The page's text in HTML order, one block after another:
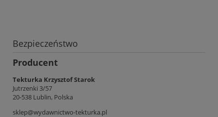
Bezpieczeństwo
Producent
Tekturka Krzysztof Starok
Jutrzenki 3/57
20-538 Lublin, Polska
sklep@wydawnictwo-tekturka.pl